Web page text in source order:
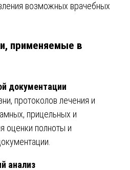
возможных врачебных
применяемые в
документации
протоколов лечения и
прицельных и
оценки полноты и
анализ